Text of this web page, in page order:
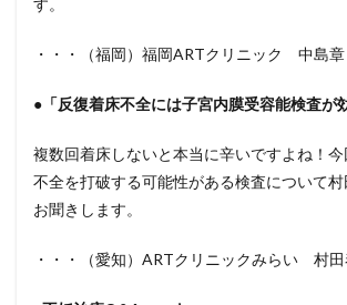
す。
・・・（福岡）福岡ARTクリニック 中島章
●「反復着床不全には子宮内膜受容能検査が
複数回着床しないと本当に辛いですよね！
不全を打破する可能性がある検査について
お聞きします。
・・・（愛知）ARTクリニックみらい 村田